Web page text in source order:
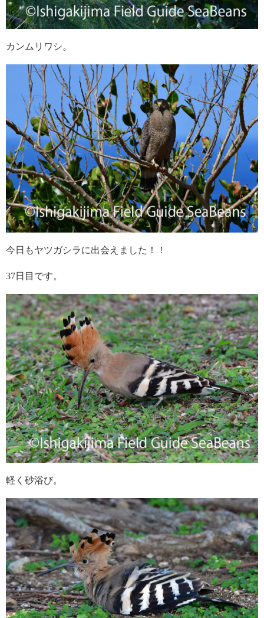
カンムリワシ。
今日もヤツガシラに出会えました！！
37日目です。
軽く砂浴び。